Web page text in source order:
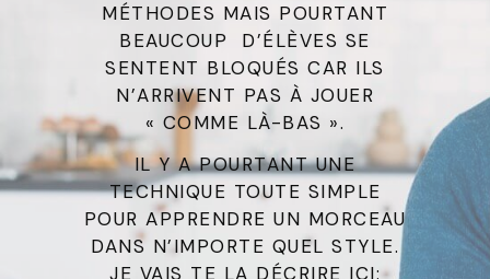
MÉTHODES MAIS POURTANT
BEAUCOUP D’ÉLÈVES SE
SENTENT BLOQUÉS CAR ILS
N’ARRIVENT PAS À JOUER
« COMME LÀ-BAS ».
IL Y A POURTANT UNE
TECHNIQUE TOUTE SIMPLE
POUR APPRENDRE UN MORCEAU
DANS N’IMPORTE QUEL STYLE.
JE VAIS TE LA DÉCRIRE ICI: